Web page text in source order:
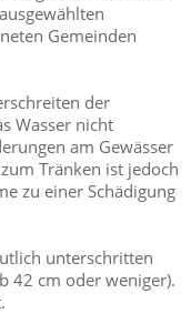
Gemeinden
der
Wasser nicht
am Gewässer
Tränken ist jedoch
zu einer Schädigung
unterschritten
42 cm oder weniger).